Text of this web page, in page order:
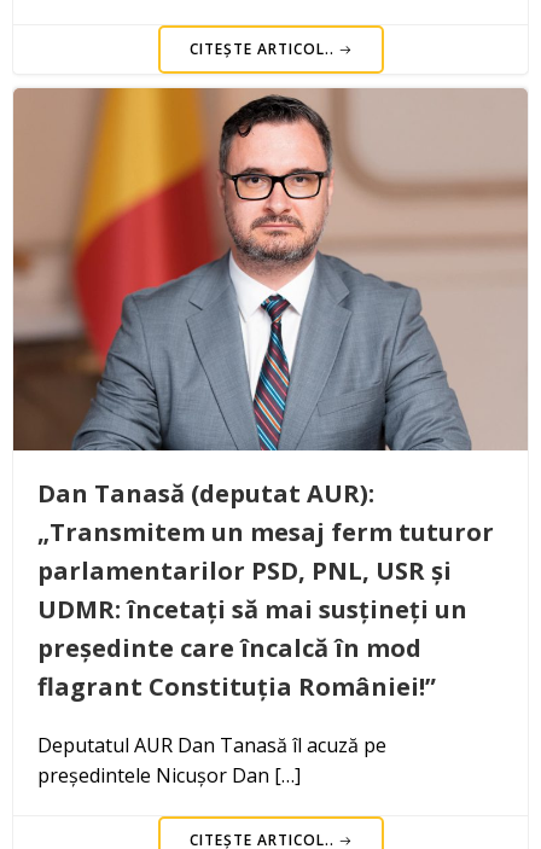
CITEȘTE ARTICOL..
Dan Tanasă (deputat AUR):
„Transmitem un mesaj ferm tuturor
parlamentarilor PSD, PNL, USR și
UDMR: încetați să mai susțineți un
președinte care încalcă în mod
flagrant Constituția României!”
Deputatul AUR Dan Tanasă îl acuză pe
președintele Nicușor Dan […]
CITEȘTE ARTICOL..